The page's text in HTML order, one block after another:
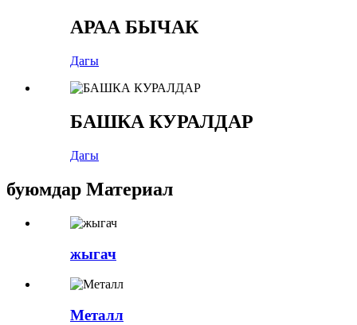
АРАА БЫЧАК
Дагы
БАШКА КУРАЛДАР
Дагы
буюмдар Материал
жыгач
Металл